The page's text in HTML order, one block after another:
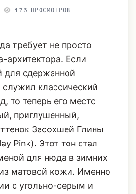
176 ПРОСМОТРОВ
требует не просто
архитектора. Если
для сдержанной
служил классический
то теперь его место
приглушенный,
Засохшей Глины
Pink). Этот тон стал
для нюда в зимних
матовой кожи. Именно
с угольно-серым и